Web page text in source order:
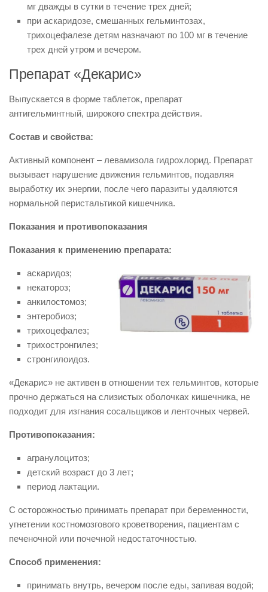
мг дважды в сутки в течение трех дней;
при аскаридозе, смешанных гельминтозах,
трихоцефалезе детям назначают по 100 мг в течение
трех дней утром и вечером.
Препарат «Декарис»
Выпускается в форме таблеток, препарат
антигельминтный, широкого спектра действия.
Состав и свойства:
Активный компонент – левамизола гидрохлорид. Препарат
вызывает нарушение движения гельминтов, подавляя
выработку их энергии, после чего паразиты удаляются
нормальной перистальтикой кишечника.
Показания и противопоказания
Показания к применению препарата:
аскаридоз;
некатороз;
анкилостомоз;
энтеробиоз;
трихоцефалез;
трихостронгилез;
стронгилоидоз.
«Декарис» не активен в отношении тех гельминтов, которые
прочно держаться на слизистых оболочках кишечника, не
подходит для изгнания сосальщиков и ленточных червей.
Противопоказания:
агранулоцитоз;
детский возраст до 3 лет;
период лактации.
С осторожностью принимать препарат при беременности,
угнетении костномозгового кроветворения, пациентам с
печеночной или почечной недостаточностью.
Способ применения:
принимать внутрь, вечером после еды, запивая водой;